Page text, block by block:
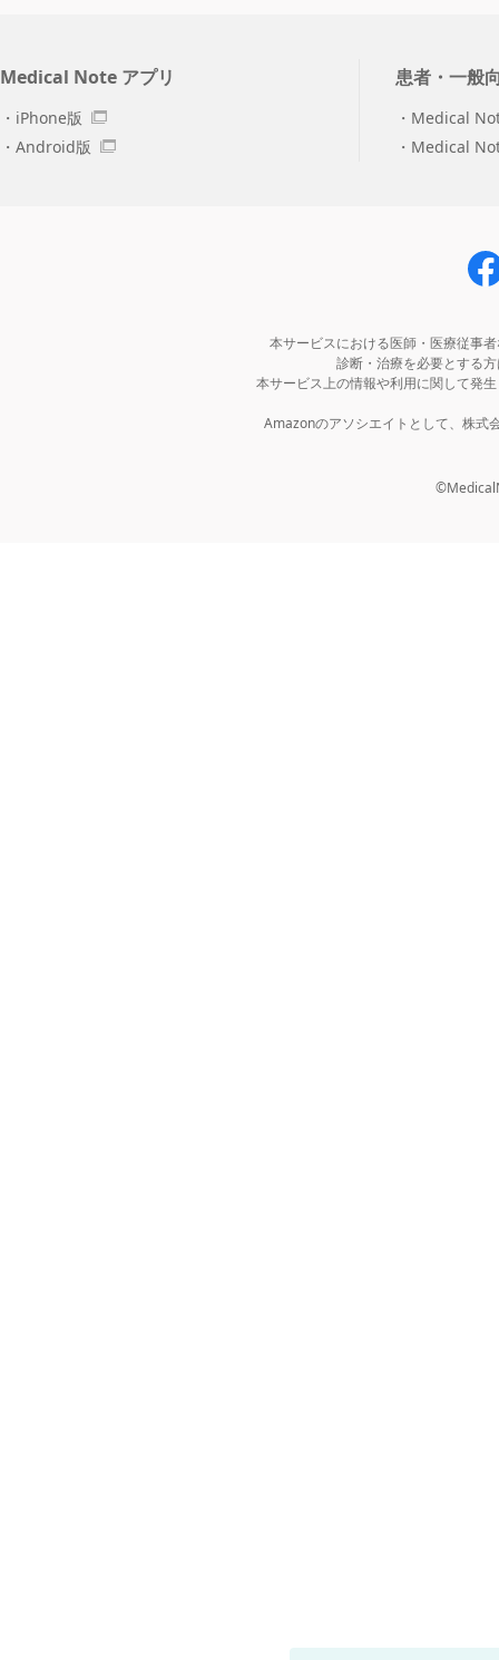
Medical Note アプリ
iPhone版
Android版
患者・一般
Medical
Medical
本サービスにおける医師・医療従事
診断・治療を必要とする
本サービス上の情報や利用に関して発
Amazonのアソシエイトとして、株式